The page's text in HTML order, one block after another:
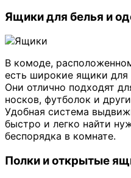
Ящики для белья и
В комоде,
есть широкие ящики
Они отлично подходят
носков, футболок и
Удобная система
быстро и легко найти
беспорядка в комнате.
Полки и открытые